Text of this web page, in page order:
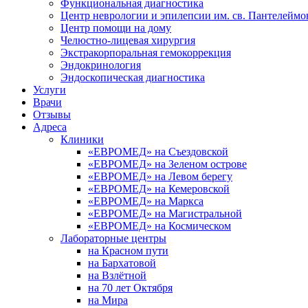
Функциональная диагностика
Центр неврологии и эпилепсии им. св.
Центр помощи на дому
Челюстно-лицевая хирургия
Экстракорпоральная гемокоррекция
Эндокринология
Эндоскопическая диагностика
Услуги
Врачи
Отзывы
Адреса
Клиники
«ЕВРОМЕД» на Съездовской
«ЕВРОМЕД» на Зеленом острове
«ЕВРОМЕД» на Левом берегу
«ЕВРОМЕД» на Кемеровской
«ЕВРОМЕД» на Маркса
«ЕВРОМЕД» на Магистральной
«ЕВРОМЕД» на Космическом
Лабораторные центры
на Красном пути
на Бархатовой
на Взлётной
на 70 лет Октября
на Мира